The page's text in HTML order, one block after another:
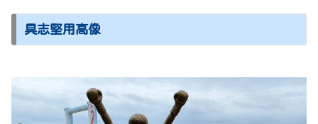
具志堅用高像